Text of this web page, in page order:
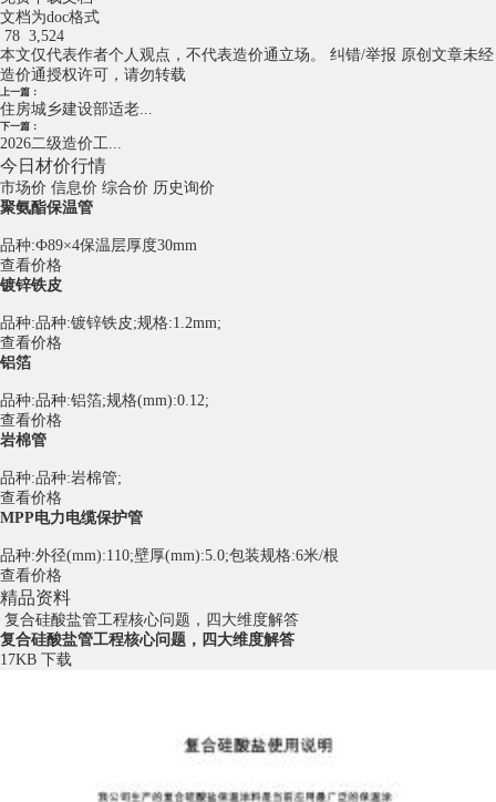
文档为doc格式
78 3,524
本文仅代表作者个人观点，不代表造价通立场。 纠错/举报 原创文章未经
造价通授权许可，请勿转载
上一篇：
住房城乡建设部适老...
下一篇：
2026二级造价工...
今日材价行情
市场价 信息价 综合价 历史询价
聚氨酯保温管
品种:Ф89×4保温层厚度30mm
查看价格
镀锌铁皮
品种:品种:镀锌铁皮;规格:1.2mm;
查看价格
铝箔
品种:品种:铝箔;规格(mm):0.12;
查看价格
岩棉管
品种:品种:岩棉管;
查看价格
MPP电力电缆保护管
品种:外径(mm):110;壁厚(mm):5.0;包装规格:6米/根
查看价格
精品资料
复合硅酸盐管工程核心问题，四大维度解答
复合硅酸盐管工程核心问题，四大维度解答
17KB 下载